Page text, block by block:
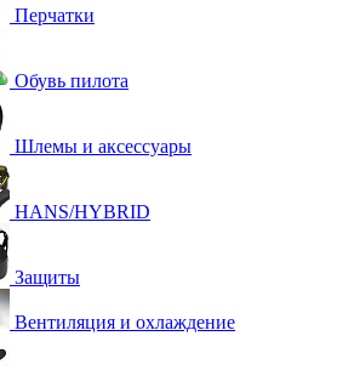
Перчатки
Обувь пилота
Шлемы и аксессуары
HANS/HYBRID
Защиты
Вентиляция и охлаждение